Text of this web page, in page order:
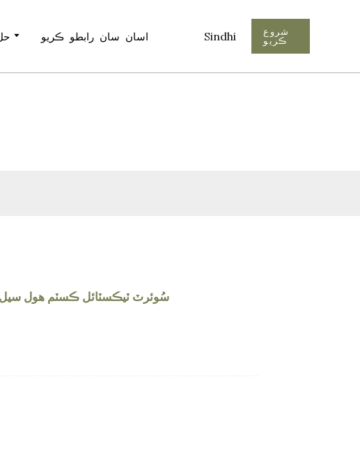
اسان سان رابطو ڪريو Sindhi شروع
ڪريو
سُوئرٽ ٽيڪسٽائل ڪسٽم هول